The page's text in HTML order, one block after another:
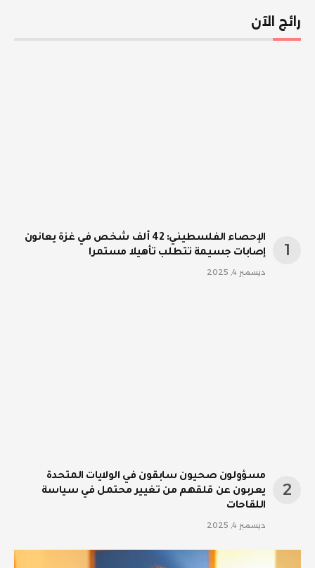
رائج الآن
الإحصاء الفلسطيني: 42 ألف شخص في غزة يعانون
إصابات جسيمة تتطلب تأهيلا مستمرا
ديسمبر 4, 2025
مسؤولون صحيون سابقون في الولايات المتحدة
يعربون عن قلقهم من تغيير محتمل في سياسة
اللقاحات
ديسمبر 4, 2025